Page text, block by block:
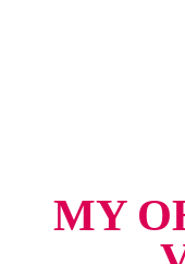
MY